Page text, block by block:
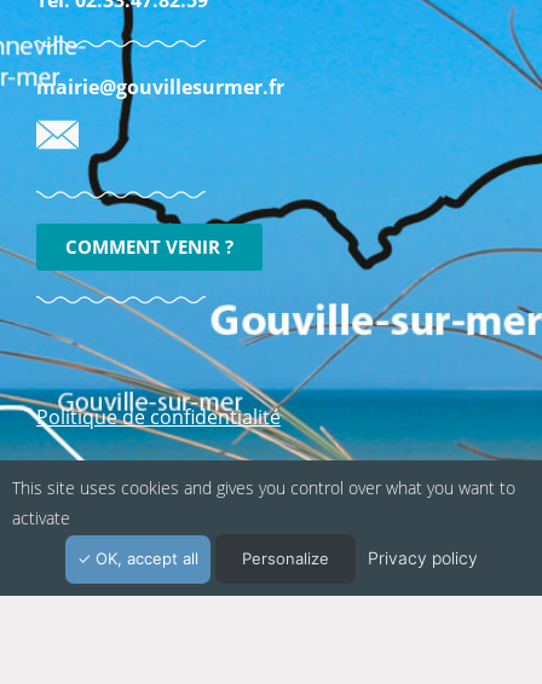
mairie@gouvillesurmer.fr
COMMENT VENIR ?
Politique de confidentialité
Mentions légales
Suivez-nous sur les réseaux sociaux :
This site uses cookies and gives you control over what you want to
activate
OK, accept all Personalize Privacy policy